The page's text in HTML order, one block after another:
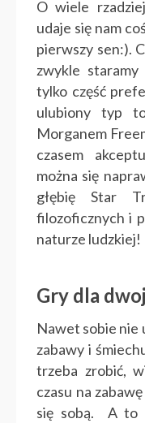
O wiele
udaje się nam
pierwszy sen:).
zwykle
tylko część
ulubiony typ
Morganem
czasem
można się
głębię Star
filozoficznych i
naturze ludzkiej!
Gry dla
Nawet sobie nie
zabawy i
trzeba zrobić,
czasu na
się sobą. A to